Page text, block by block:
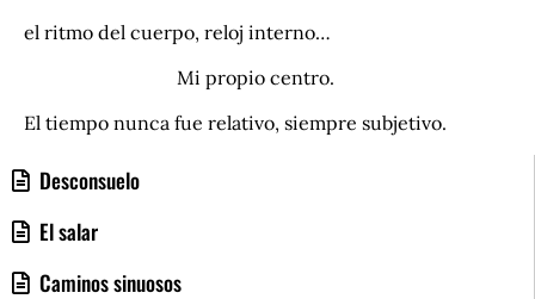
Desconsuelo
El salar
Caminos sinuosos
el ritmo del cuerpo, reloj interno…
Mi propio centro.
El tiempo nunca fue relativo, siempre subjetivo.